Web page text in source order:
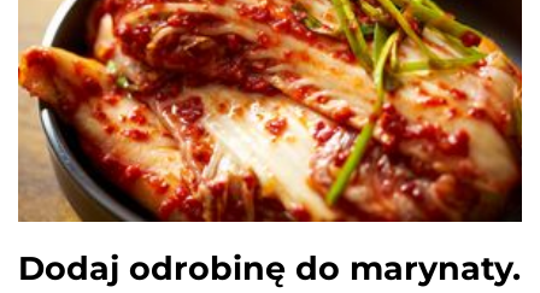
Dodaj odrobinę do marynaty.